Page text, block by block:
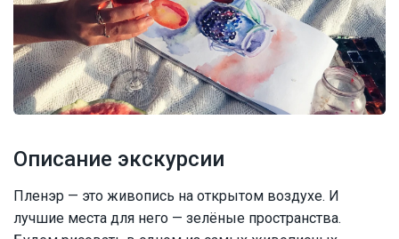
Описание экскурсии
Пленэр — это живопись на открытом воздухе. И
лучшие места для него — зелёные пространства.